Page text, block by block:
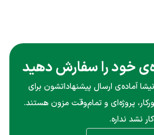
خود را سفارش دهید
آماده‌ی ارسال پیشنهاداتشون برای
پروژه‌ای و تمام‌وقت مزون هستند.
کار نشد نداره.